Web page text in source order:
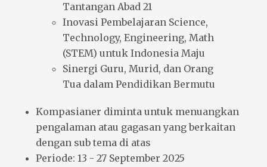
Tantangan Abad 21
Inovasi Pembelajaran Science,
Technology, Engineering, Math
(STEM) untuk Indonesia Maju
Sinergi Guru, Murid, dan Orang
Tua dalam Pendidikan Bermutu
Kompasianer diminta untuk menuangkan
pengalaman atau gagasan yang berkaitan
dengan sub tema di atas
Periode: 13 - 27 September 2025